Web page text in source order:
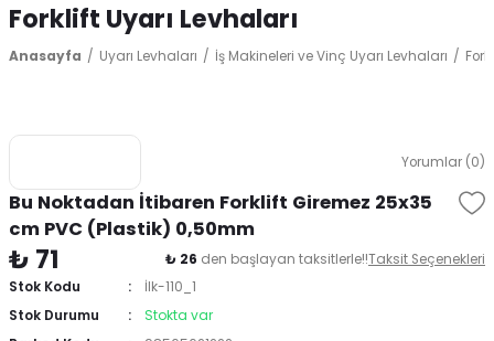
Forklift Uyarı Levhaları
Anasayfa Uyarı Levhaları İş Makineleri ve Vinç Uyarı Levhaları
Yorumlar (0)
Bu Noktadan İtibaren Forklift Giremez 25x35
cm PVC (Plastik) 0,50mm
₺ 71 ₺ 26 den başlayan taksitlerle!!Taksit Seçenekleri
Stok Kodu
İlk-110_1
Stok Durumu
Stokta var